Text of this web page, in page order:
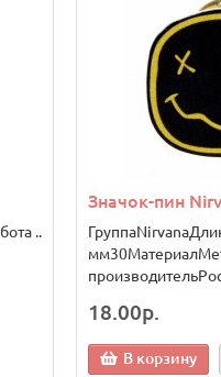
..
Значок-пин
18.00р.
В корзину